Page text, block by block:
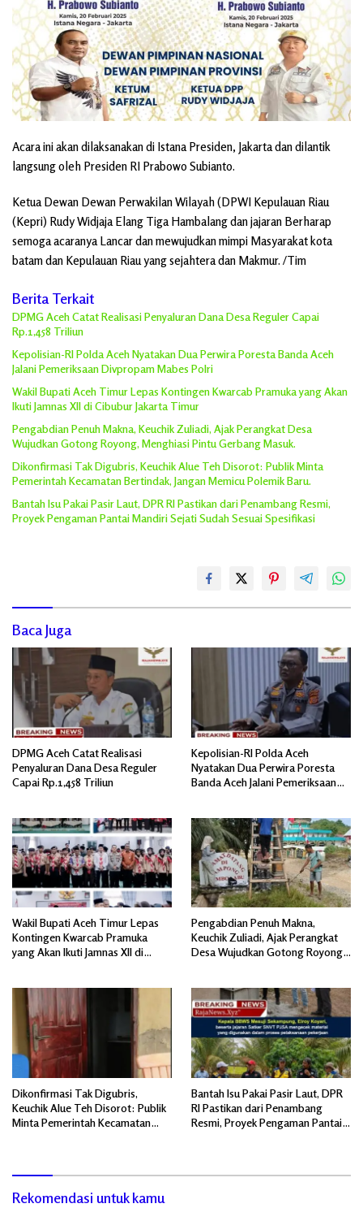
Acara ini akan dilaksanakan di Istana Presiden, Jakarta dan dilantik
langsung oleh Presiden RI Prabowo Subianto.
Ketua Dewan Dewan Perwakilan Wilayah (DPWI Kepulauan Riau
(Kepri) Rudy Widjaja Elang Tiga Hambalang dan jajaran Berharap
semoga acaranya Lancar dan mewujudkan mimpi Masyarakat kota
batam dan Kepulauan Riau yang sejahtera dan Makmur. /Tim
Berita Terkait
DPMG Aceh Catat Realisasi Penyaluran Dana Desa Reguler Capai
Rp.1,458 Triliun
Kepolisian-RI Polda Aceh Nyatakan Dua Perwira Poresta Banda Aceh
Jalani Pemeriksaan Divpropam Mabes Polri
Wakil Bupati Aceh Timur Lepas Kontingen Kwarcab Pramuka yang Akan
Ikuti Jamnas XII di Cibubur Jakarta Timur
Pengabdian Penuh Makna, Keuchik Zuliadi, Ajak Perangkat Desa
Wujudkan Gotong Royong, Menghiasi Pintu Gerbang Masuk.
Dikonfirmasi Tak Digubris, Keuchik Alue Teh Disorot: Publik Minta
Pemerintah Kecamatan Bertindak, Jangan Memicu Polemik Baru.
Bantah Isu Pakai Pasir Laut, DPR RI Pastikan dari Penambang Resmi,
Proyek Pengaman Pantai Mandiri Sejati Sudah Sesuai Spesifikasi
Baca Juga
DPMG Aceh Catat Realisasi
Penyaluran Dana Desa Reguler
Capai Rp.1,458 Triliun
Kepolisian-RI Polda Aceh
Nyatakan Dua Perwira Poresta
Banda Aceh Jalani Pemeriksaan
Wakil Bupati Aceh Timur Lepas
Kontingen Kwarcab Pramuka
yang Akan Ikuti Jamnas XII di
Pengabdian Penuh Makna,
Keuchik Zuliadi, Ajak Perangkat
Desa Wujudkan Gotong Royong,
Dikonfirmasi Tak Digubris,
Keuchik Alue Teh Disorot: Publik
Minta Pemerintah Kecamatan
Bantah Isu Pakai Pasir Laut, DPR
RI Pastikan dari Penambang
Resmi, Proyek Pengaman Pantai
Rekomendasi untuk kamu